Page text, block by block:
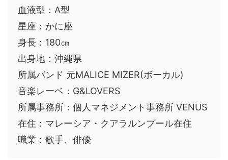
血液型：A型
星座：かに座
身長：180㎝
出身地：沖縄県
所属バンド 元MALICE MIZER(ボーカル)
音楽レーベ：G&LOVERS
所属事務所：個人マネジメント事務所 VENUS
在住：マレーシア・クアラルンプール在住
職業：歌手、俳優